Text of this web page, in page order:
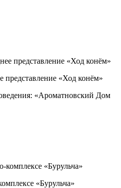
представление «Ход конём»
«Ароматновский Дом
«Бурульча»